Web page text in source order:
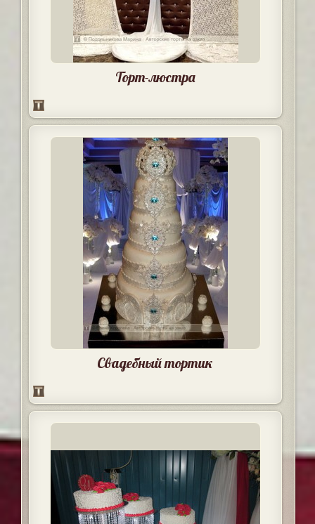
Торт-люстра
Свадебный тортик